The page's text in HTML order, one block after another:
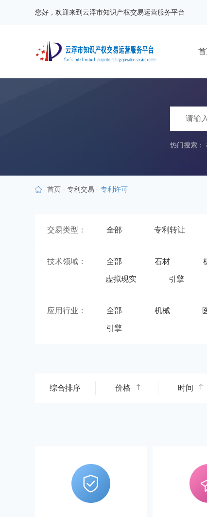
您好，欢迎来到云浮市知识产权交易运营服务平台
热门搜索：
首页 - 专利交易 - 专利许可
交易类型： 全部 专利转让
技术领域： 全部 石材
虚拟现实 引擎
应用行业： 全部 机械
引擎
综合排序 价格 时间